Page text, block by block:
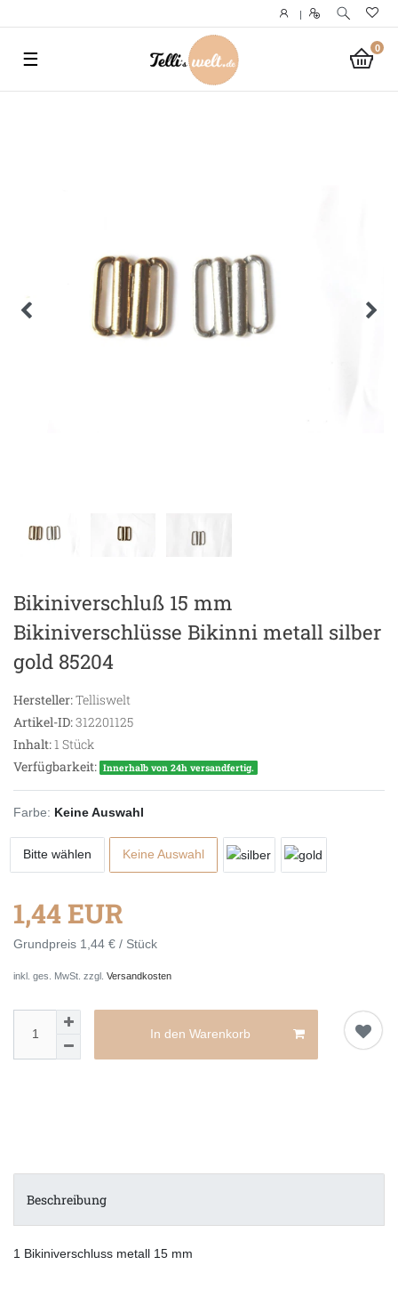
|
0
☰
Bikiniverschluß 15 mm
Bikiniverschlüsse Bikinni metall silber
gold 85204
Hersteller:Telliswelt
Artikel-ID:312201125
Inhalt:1 Stück
Verfügbarkeit: Innerhalb von 24h versandfertig.
Farbe: Keine Auswahl
Bitte wählen Keine Auswahl
1,44 EUR
Grundpreis 1,44 € / Stück
inkl. ges. MwSt. zzgl. Versandkosten
In den Warenkorb
Beschreibung
1 Bikiniverschluss metall 15 mm